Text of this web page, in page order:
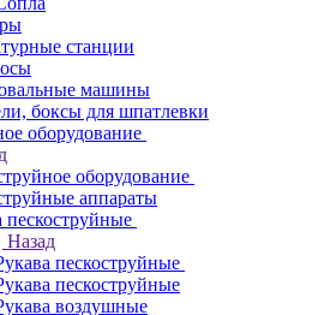
станции
машины
боксы для шпатлевки
оборудование
оборудование
аппараты
пескоструйные
Назад
пескоструйные
пескоструйные
воздушные